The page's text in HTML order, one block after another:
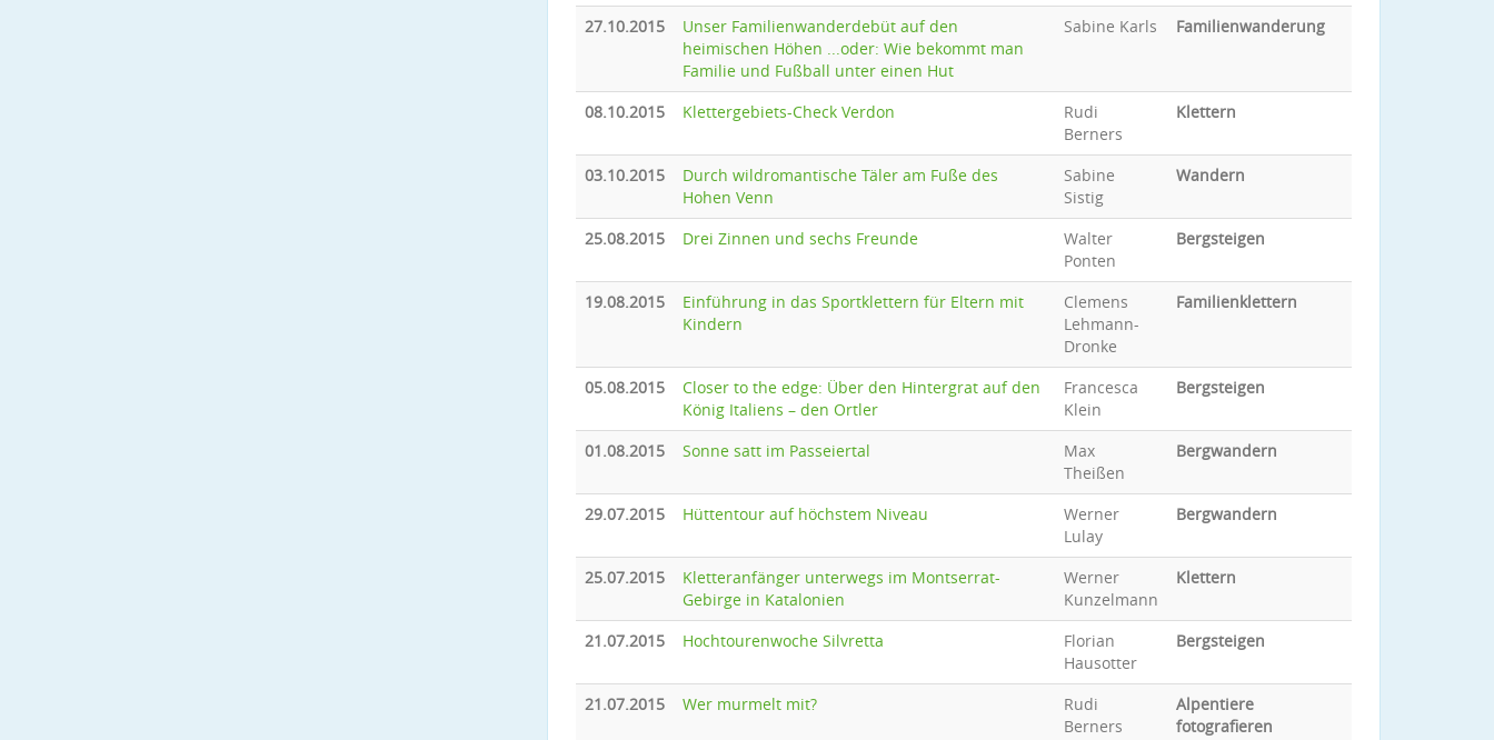
27.10.2015
Unser Familienwanderdebüt auf den
heimischen Höhen ...oder: Wie bekommt man
Familie und Fußball unter einen Hut
Sabine Karls Familienwanderung
08.10.2015 Klettergebiets-Check Verdon
Rudi
Berners
Klettern
03.10.2015
Durch wildromantische Täler am Fuße des
Hohen Venn
Sabine
Sistig
Wandern
25.08.2015 Drei Zinnen und sechs Freunde
Walter
Ponten
Bergsteigen
19.08.2015
Einführung in das Sportklettern für Eltern mit
Kindern
Clemens
Lehmann-
Dronke
Familienklettern
05.08.2015
Closer to the edge: Über den Hintergrat auf den
König Italiens – den Ortler
Francesca
Klein
Bergsteigen
01.08.2015 Sonne satt im Passeiertal
Max
Theißen
Bergwandern
29.07.2015 Hüttentour auf höchstem Niveau
Werner
Lulay
Bergwandern
25.07.2015
Kletteranfänger unterwegs im Montserrat-
Gebirge in Katalonien
Werner
Kunzelmann
Klettern
21.07.2015 Hochtourenwoche Silvretta
Florian
Hausotter
Bergsteigen
21.07.2015 Wer murmelt mit?
Rudi
Berners
Alpentiere
fotografieren